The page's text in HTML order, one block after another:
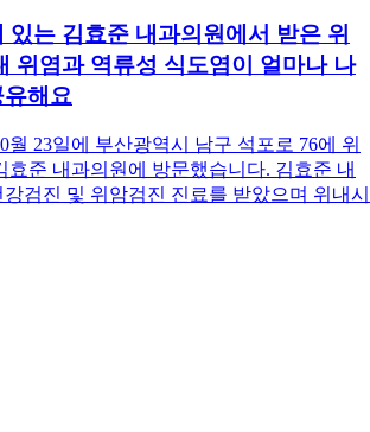
있는 김효준 내과의원에서 받은 위
위염과 역류성 식도염이 얼마나 나
해요
월 23일에 부산광역시 남구 석포로 76에 위
효준 내과의원에 방문했습니다. 김효준 내
검진 및 위암검진 진료를 받았으며 위내시